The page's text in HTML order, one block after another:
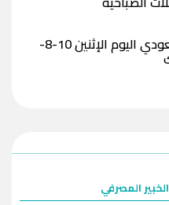
سعر الريال السعودي اليوم الإثنين 10-8-
المصرفي